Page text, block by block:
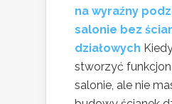
na wyraźny
salonie bez
działowych
stworzyć
salonie, ale nie